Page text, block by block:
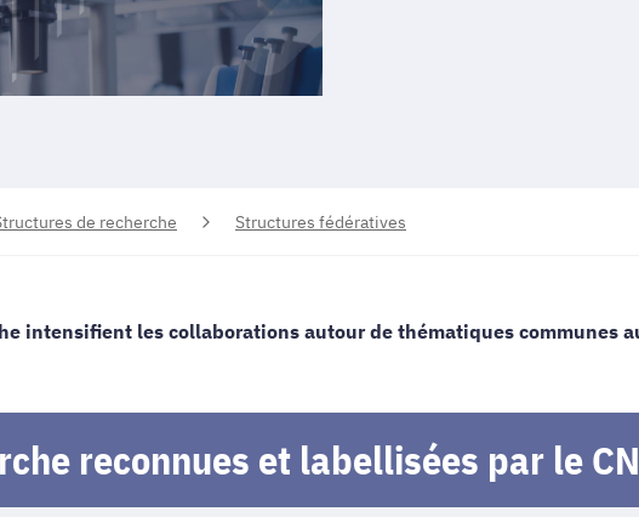
de recherche Structures fédératives
intensifient les collaborations autour de thématiques communes
reconnues et labellisées par le